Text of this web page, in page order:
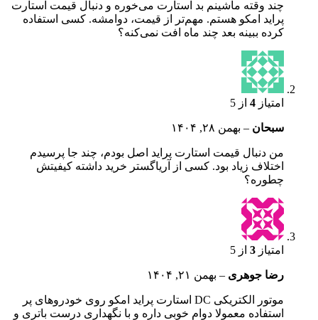
چند وقته ماشینم بد استارت می‌خوره و دنبال قیمت استارت
پراید امکو هستم. مهم‌تر از قیمت، دوامشه. کسی استفاده
کرده ببینه بعد چند ماه افت نمی‌کنه؟
امتیاز 4 از 5
سبحان – بهمن ۲۸, ۱۴۰۴
من دنبال قیمت استارت پراید اصل بودم، چند جا پرسیدم
اختلاف زیاد بود. کسی از آریاگستر خرید داشته کیفیتش
چطوره؟
امتیاز 3 از 5
رضا جوهری – بهمن ۲۱, ۱۴۰۴
موتور الکتریکی DC استارت پراید امکو روی خودروهای پر
استفاده معمولا دوام خوبی داره و با نگهداری درست باتری و